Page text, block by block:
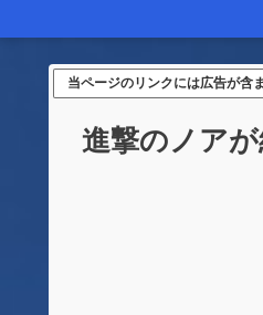
当ページのリンクには広告が含
進撃のノア